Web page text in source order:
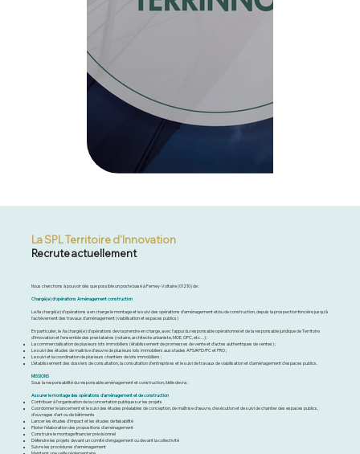
La SPL Territoire d'Innovation
Recrute actuellement
Nous cherchons à pouvoir dès que possible un poste basé à Ferney-Voltaire (01210) de :
Chargé(e) d’opérations Aménagement construction
Le/la chargé(e) d’opérations a en charge le montage et le suivi des opérations d’aménagement et/ou de construction, depuis la prospection foncière jusqu’à
l’achèvement des travaux d’aménagement (viabilisation et espaces publics)
En particulier, le /la chargé(e) d’opérations devra prendre en charge, avec l’appui du responsable opérationnel et de la responsable juridique de Territoire
d’Innovation et l’ensemble des prestataires (notaire, architecte urbaniste, MOE, OPC, etc…) :
La commercialisation de plusieurs lots immobiliers (établissement de promesses de vente et d’actes authentiques de ventes) ;
Le suivi des études de maitrise d’œuvre de plusieurs lots immobiliers aux stades APS/APD/PC et PRO ;
Le suivi et la coordination de plusieurs chantiers de lots immobiliers ;
L’établissement des dossiers de consultation, la consultation d’entreprises et le suivi de travaux de viabilisation et d’aménagement d’espaces publics.
MISSIONS
Sous la responsabilité du responsable aménagement et construction, il/elle devra :
Assurer le montage des opérations d’aménagement et de construction
Contribuer à l’organisation de la concertation publique sur les projets
Coordonner le lancement et le suivi des études préalables de conception, de maîtrise d’œuvre, d’exécution et de suivi de chantier des espaces publics,
d’ouvrages d’art ou de bâtiments
Lancer les études d’impact et les études de faisabilité
Piloter l’élaboration des propositions d’aménagement
Construire le montage financier prévisionnel
Défendre les projets devant un comité d’engagement ou devant la collectivité
Suivre les procédures d’aménagement
Maintenir une veille réglementaire